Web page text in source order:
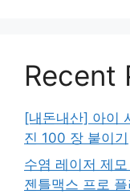
Recent
[내돈내산] 아이
진 100 장 붙이기
수염 레이저 제
젠틀맥스 프로